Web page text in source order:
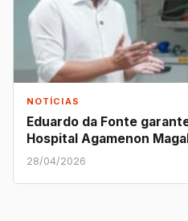
NOTÍCIAS
Eduardo da Fonte
Hospital Agamenon
28/04/2026